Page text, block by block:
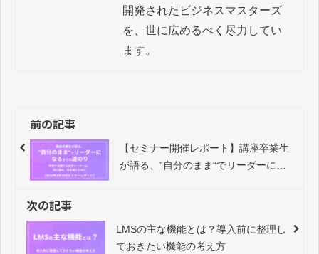
開発されたビジネスマスターズ
を、世に広めるべく尽力してい
ます。
前の記事
【セミナー開催レポート】講座卒業生
が語る、‟自分のまま“でリーダーにな
次の記事
LMSの主な機能とは？導入前に整理し
ておきたい機能の考え方